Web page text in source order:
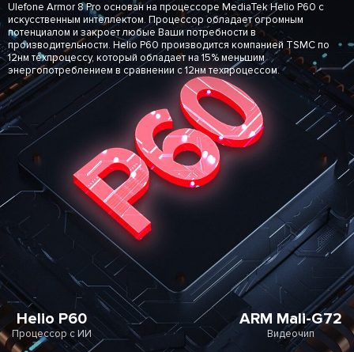
Ulefone Armor 8 Pro основан на процессоре MediaTek Helio P60 с
искусственным интеллектом. Процессор обладает огромным
потенциалом и закроет любые Ваши потребности в
производительности. Helio P60 производится компанией TSMC по
12нм техпроцессу, который обладает на 15% меньшим
энергопотреблением в сравнении с 12нм техпроцессом.
Helio P60
Процессор с ИИ
ARM Mali-G72
Видеочип